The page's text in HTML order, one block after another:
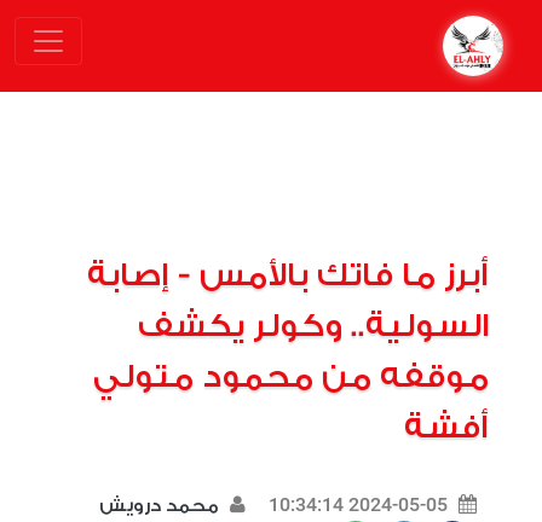
أبرز ما فاتك بالأمس - إصابة
السولية.. وكولر يكشف
موقفه من محمود متولي
أفشة
2024-05-05 10:34:14 محمد درويش